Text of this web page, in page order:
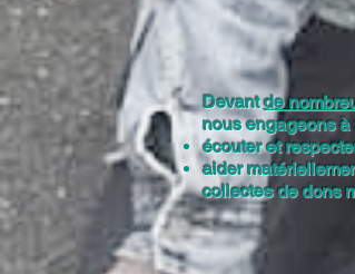
Devantde
nous engageons à
écouter et
aider
collectes de dons